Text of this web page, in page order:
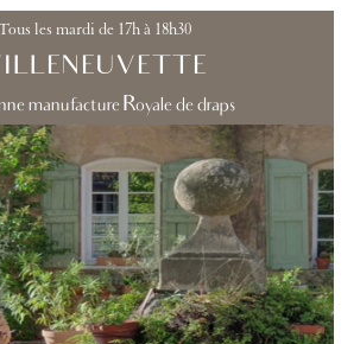
les mardi de 17h à 18h30
manufacture Royale de draps